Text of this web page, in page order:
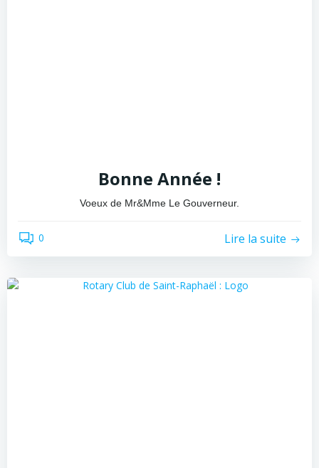
Bonne Année !
Voeux de Mr&Mme Le Gouverneur.
0 Lire la suite